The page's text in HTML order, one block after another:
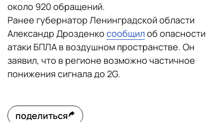
около 920 обращений.
Ранее губернатор Ленинградской области
Александр Дрозденко сообщилоб опасности
атаки БПЛА в воздушном пространстве. Он
заявил, что в регионе возможно частичное
понижения сигнала до 2G.
поделиться